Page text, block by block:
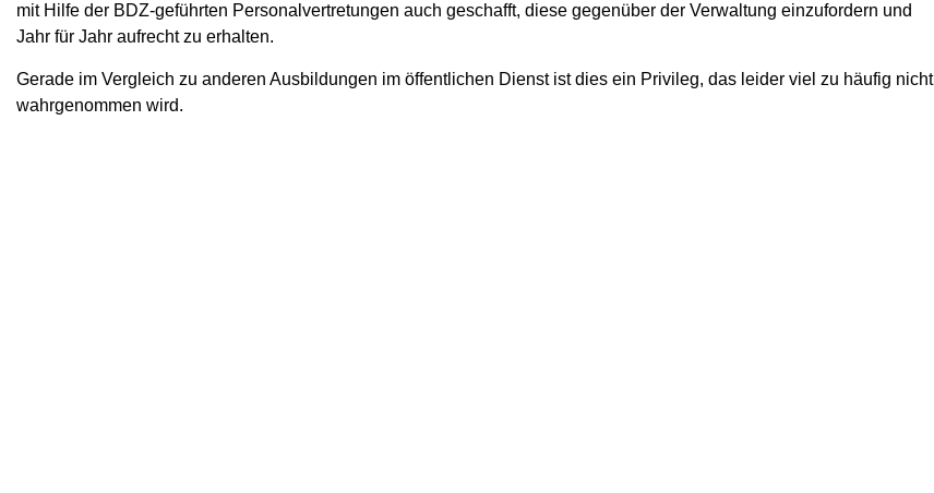
mit Hilfe der BDZ-geführten Personalvertretungen auch geschafft, diese gegenüber der Verwaltung einzufordern und
Jahr für Jahr aufrecht zu erhalten.
Gerade im Vergleich zu anderen Ausbildungen im öffentlichen Dienst ist dies ein Privileg, das leider viel zu häufig nicht
wahrgenommen wird.